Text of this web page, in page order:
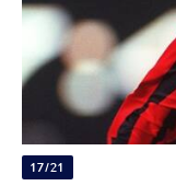
17/21